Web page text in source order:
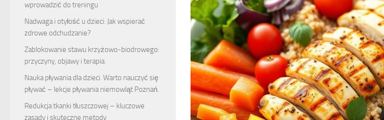
wprowadzić do treningu
Nadwaga i otyłość u dzieci: Jak wspierać
zdrowe odchudzanie?
Zablokowanie stawu krzyżowo-biodrowego:
przyczyny, objawy i terapia
Nauka pływania dla dzieci. Warto nauczyć się
pływać – lekcje pływania niemowląt Poznań.
Redukcja tkanki tłuszczowej – kluczowe
zasady i skuteczne metody